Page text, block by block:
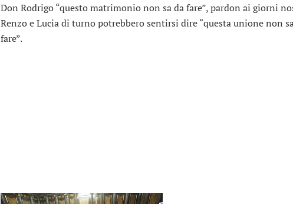
Don Rodrigo “questo matrimonio non sa da fare”, pardon ai giorni
Renzo e Lucia di turno potrebbero sentirsi dire “questa unione non
fare”.